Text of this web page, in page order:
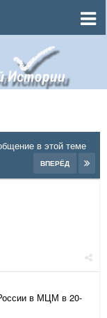
в этой теме
ВПЕРЁД
в МЦМ в 20-